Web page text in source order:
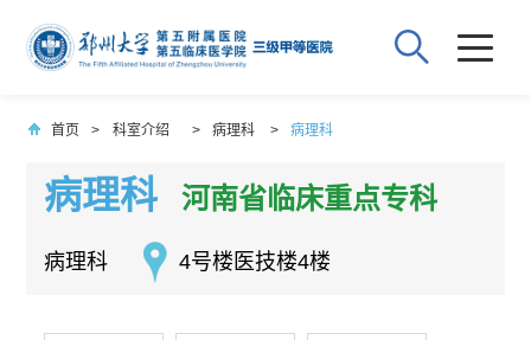
首页 > 科室介绍 > 病理科 > 病理科
病理科 河南省临床重点专科
病理科 4号楼医技楼4楼